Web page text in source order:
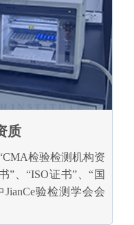
质
检验检测机构资
”、“ISO证书”、“国
验检测学会会